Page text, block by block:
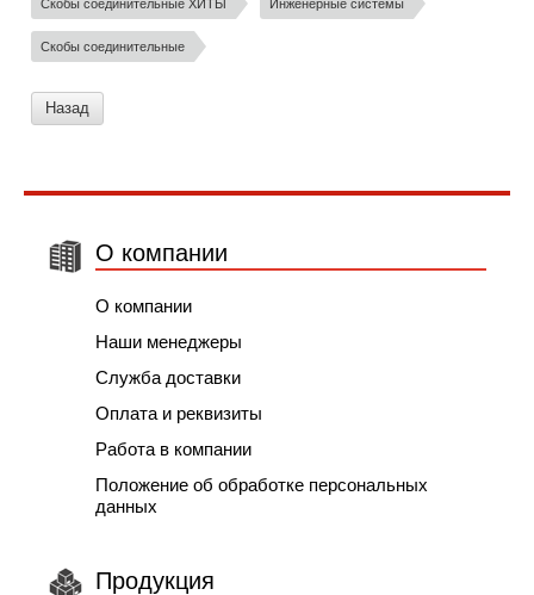
Скобы соединительные ХИТЫ Инженерные системы
Скобы соединительные
Назад
О компании
О компании
Наши менеджеры
Служба доставки
Оплата и реквизиты
Работа в компании
Положение об обработке персональных
данных
Продукция